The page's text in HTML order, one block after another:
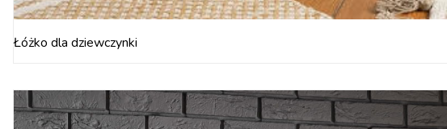
Łóżko dla dziewczynki